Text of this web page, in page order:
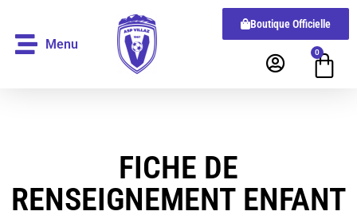
Menu
Boutique Officielle
0
FICHE DE
RENSEIGNEMENT ENFANT